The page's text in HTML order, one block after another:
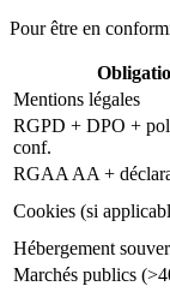
Pour être en
Mentions légales
RGPD + DPO +
conf.
RGAA AA +
Cookies (si
Hébergement
Marchés publics